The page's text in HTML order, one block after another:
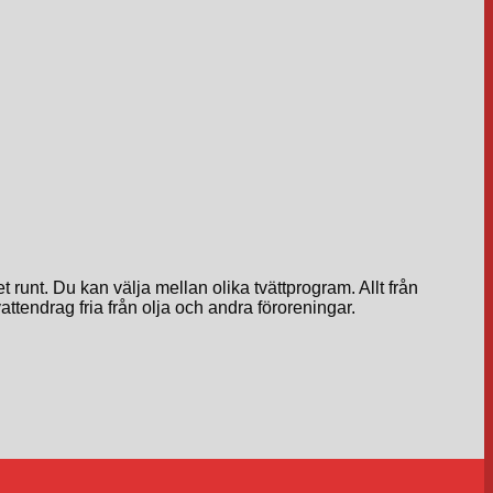
runt. Du kan välja mellan olika tvättprogram. Allt från
fria från olja och andra föroreningar.